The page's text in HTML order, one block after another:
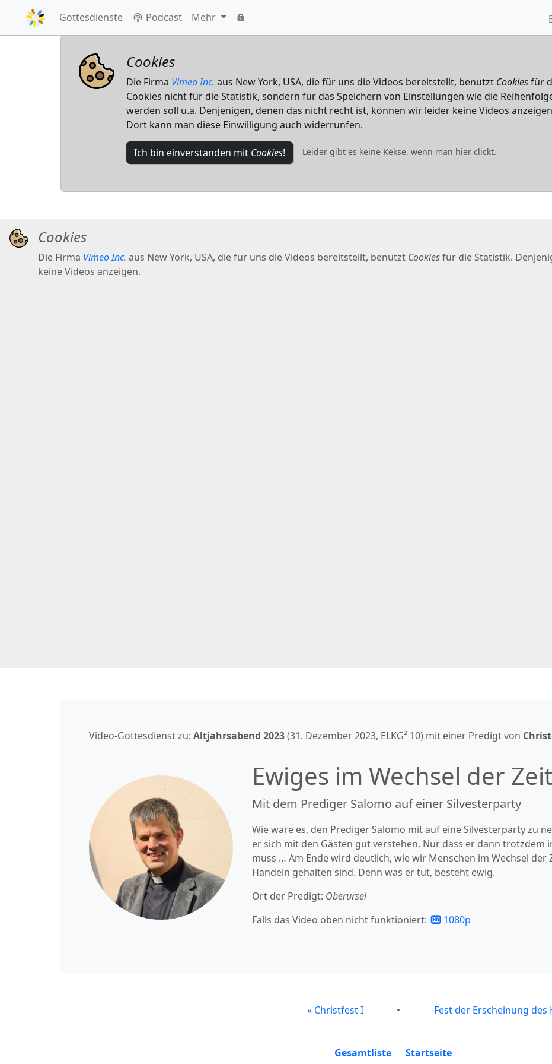
Gottesdienste Podcast Mehr
Cookies
Die Firma Vimeo Inc. aus New York, USA, die für uns die Videos bereitstellt, benutzt Cookiesfür
Cookies nicht für die Statistik, sondern für das Speichern von Einstellungen wie die
werden soll u.ä. Denjenigen, denen das nicht recht ist, können wir leider keine Videos
Dort kann man diese Einwilligung auch widerrunfen.
Ich bin einverstanden mit Cookies! Leider gibt es keine Kekse, wenn man hier clickt.
Video-Gottesdienst zu: Altjahrsabend 2023(31. Dezember 2023, ELKG² 10) mit einer Predigt von
Ewiges im Wechsel der
Mit dem Prediger Salomo auf einer Silvesterparty
Wie wäre es, den Prediger Salomo mit auf eine Silvesterparty zu
er sich mit den Gästen gut verstehen. Nur dass er dann trotzdem
muss … Am Ende wird deutlich, wie wir Menschen im Wechsel der
Handeln gehalten sind. Denn was er tut, besteht ewig.
Ort der Predigt: Oberursel
Falls das Video oben nicht funktioniert:
1080p
« Christfest I • Fest der Erscheinung des
Gesamtliste Startseite